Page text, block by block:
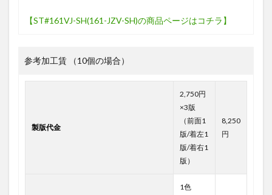
【ST#161VJ-SH(161-JZV-SH)の商品ページはコチラ】
参考加工賃 （10個の場合）
製版代金
2,750円
×3版
（前面1
版/着左1
版/着右1
版）
8,250
円
1色